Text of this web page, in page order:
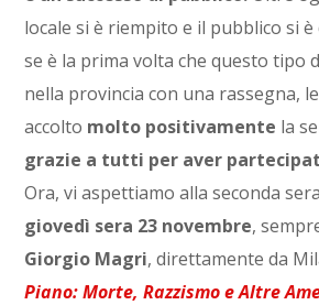
locale si è riempito e il pubblico si
se è la prima volta che questo tipo
nella provincia con una rassegna,
accolto molto positivamente la
grazie a tutti per aver
Ora, vi aspettiamo alla seconda
giovedì sera 23 novembre,
Giorgio Magri, direttamente da
Piano: Morte, Razzismo e Altre